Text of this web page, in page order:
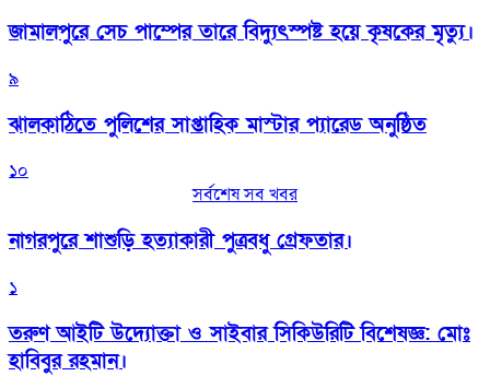
জামালপুরে সেচ পাম্পের তারে বিদ্যুৎস্পষ্ট হয়ে কৃষকের মৃত্যু।
৯
‎ঝালকাঠিতে পুলিশের সাপ্তাহিক মাস্টার প্যারেড অনুষ্ঠিত
১০
সর্বশেষ সব খবর
নাগরপুরে শাশুড়ি হত্যাকারী পুত্রবধু গ্রেফতার।
১
তরুণ আইটি উদ্যোক্তা ও সাইবার সিকিউরিটি বিশেষজ্ঞ: মোঃ
হাবিবুর রহমান।